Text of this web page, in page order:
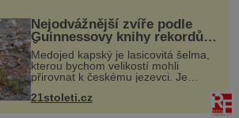
Nejodvážnější zvíře podle
Guinnessovy knihy rekordů?
Šelmička s pruhem na
hřbetě!
Medojed kapský je lasicovitá šelma,
kterou bychom velikostí mohli
přirovnat k českému jezevci. Je
extrémně nebojácná, ostatně bývá
označována za nejodvážnější zvíře
vůbec. V této souvislosti je dokonc
21stoleti.cz